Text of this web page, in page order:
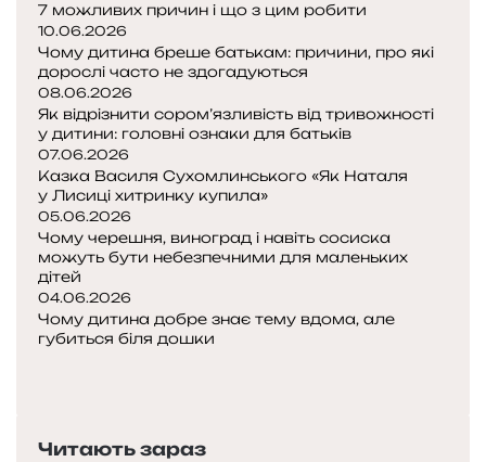
є
»
7 можливих причин і що з цим робити
10.06.2026
Чому дитина бреше батькам: причини, про які
дорослі часто не здогадуються
08.06.2026
Як відрізнити сором’язливість від тривожності
у дитини: головні ознаки для батьків
07.06.2026
Казка Василя Сухомлинського «Як Наталя
у Лисиці хитринку купила»
05.06.2026
Чому черешня, виноград і навіть сосиска
можуть бути небезпечними для маленьких
дітей
04.06.2026
Чому дитина добре знає тему вдома, але
губиться біля дошки
р
т
Читають зараз